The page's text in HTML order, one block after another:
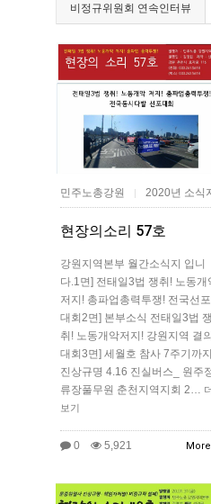
비정규위원회 연속인터뷰
민주노총강원 | 2020년 소식
현장의소리 57호
강원지역본부 월간소식지 입니
다.1면] 전태일3법 쟁취! 노동개
저지! 총파업총력투쟁! 전국선포
대회2면] 본부소식 전태일3법 쟁
취! 노동개악저지! 강원지역 결의
대회3면] 세월호 참사 7주기까지
진상규명 4.16 진실버스_ 원주
류장풀무원 춘천지역지회 2…
보기
0 5,921 More